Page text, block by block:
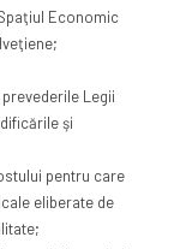
Economic
Legii
şi
pentru care
eliberate de